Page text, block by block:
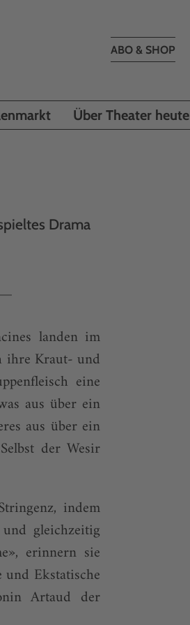
ABO & SHOP
Über Theater heute
Drama
landen im
ihre Kraut- und
eine
aus über ein
aus über ein
der Wesir
indem
gleichzeitig
erinnern sie
Ekstatische
Artaud der